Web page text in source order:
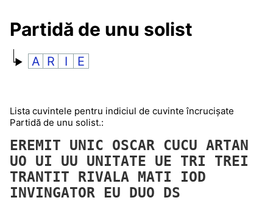
Partidă de unu solist
A R I E
Lista cuvintele pentru indiciul de cuvinte încrucișate
Partidă de unu solist.:
EREMIT UNIC OSCAR CUCU ARTAN
UO UI UU UNITATE UE TRI TREI
TRANTIT RIVALA MATI IOD
INVINGATOR EU DUO DS